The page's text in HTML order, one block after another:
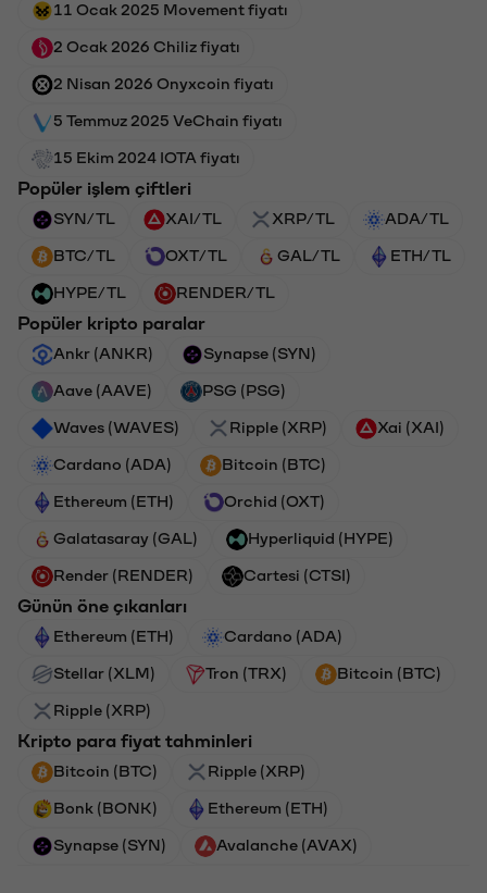
11 Ocak 2025 Movement fiyatı
2 Ocak 2026 Chiliz fiyatı
2 Nisan 2026 Onyxcoin fiyatı
5 Temmuz 2025 VeChain fiyatı
15 Ekim 2024 IOTA fiyatı
Popüler işlem çiftleri
SYN/TL XAI/TL XRP/TL ADA/TL
BTC/TL OXT/TL GAL/TL ETH/TL
HYPE/TL RENDER/TL
Popüler kripto paralar
Ankr (ANKR) Synapse (SYN)
Aave (AAVE) PSG (PSG)
Waves (WAVES) Ripple (XRP) Xai (XAI)
Cardano (ADA) Bitcoin (BTC)
Ethereum (ETH) Orchid (OXT)
Galatasaray (GAL) Hyperliquid (HYPE)
Render (RENDER) Cartesi (CTSI)
Günün öne çıkanları
Ethereum (ETH) Cardano (ADA)
Stellar (XLM) Tron (TRX) Bitcoin (BTC)
Ripple (XRP)
Kripto para fiyat tahminleri
Bitcoin (BTC) Ripple (XRP)
Bonk (BONK) Ethereum (ETH)
Synapse (SYN) Avalanche (AVAX)